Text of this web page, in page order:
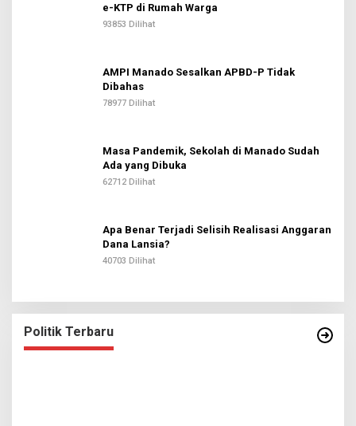
e-KTP di Rumah Warga
93853 Dilihat
AMPI Manado Sesalkan APBD-P Tidak
Dibahas
78977 Dilihat
Masa Pandemik, Sekolah di Manado Sudah
Ada yang Dibuka
62712 Dilihat
Apa Benar Terjadi Selisih Realisasi Anggaran
Dana Lansia?
40703 Dilihat
Politik Terbaru